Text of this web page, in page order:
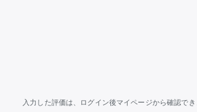
入力した評価は、ログイン後マイページから確認でき